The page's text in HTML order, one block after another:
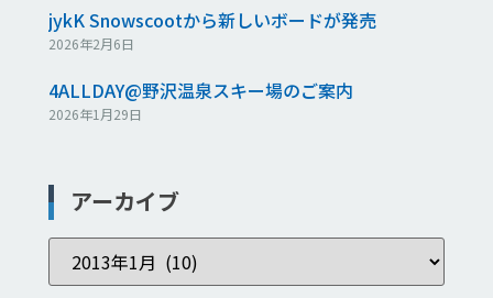
jykK Snowscootから新しいボードが発売
2026年2月6日
4ALLDAY@野沢温泉スキー場のご案内
2026年1月29日
アーカイブ